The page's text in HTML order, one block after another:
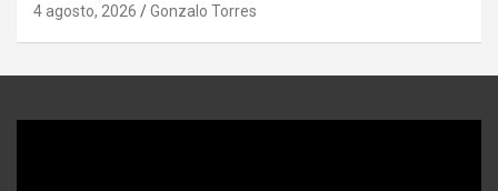
4 agosto, 2026 Gonzalo Torres